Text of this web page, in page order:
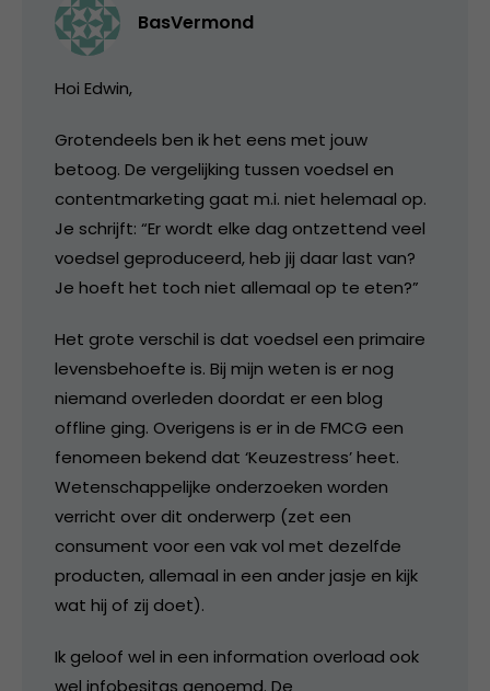
BasVermond
Hoi Edwin,
Grotendeels ben ik het eens met jouw
betoog. De vergelijking tussen voedsel en
contentmarketing gaat m.i. niet helemaal op.
Je schrijft: “Er wordt elke dag ontzettend veel
voedsel geproduceerd, heb jij daar last van?
Je hoeft het toch niet allemaal op te eten?”
Het grote verschil is dat voedsel een primaire
levensbehoefte is. Bij mijn weten is er nog
niemand overleden doordat er een blog
offline ging. Overigens is er in de FMCG een
fenomeen bekend dat ‘Keuzestress’ heet.
Wetenschappelijke onderzoeken worden
verricht over dit onderwerp (zet een
consument voor een vak vol met dezelfde
producten, allemaal in een ander jasje en kijk
wat hij of zij doet).
Ik geloof wel in een information overload ook
wel infobesitas genoemd. De